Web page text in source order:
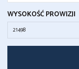
WYSOKOŚĆ PROWIZJI